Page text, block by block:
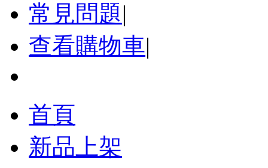
常見問題|
查看購物車|
首頁
新品上架